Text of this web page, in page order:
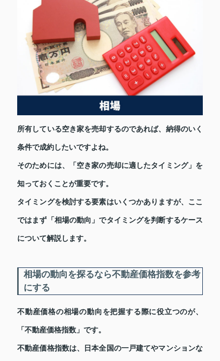
所有している空き家を売却するのであれば、納得のいく
条件で成約したいですよね。
そのためには、「空き家の売却に適したタイミング」を
知っておくことが重要です。
タイミングを検討する要素はいくつかありますが、ここ
ではまず「相場の動向」でタイミングを判断するケース
について解説します。
相場の動向を探るなら不動産価格指数を参考
にする
不動産価格の相場の動向を把握する際に役立つのが、
「不動産価格指数」です。
不動産価格指数は、日本全国の一戸建てやマンションな